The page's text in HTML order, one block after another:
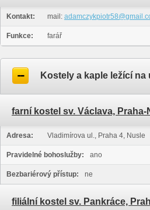
Kontakt: mail:
Funkce: farář
Kostely a kaple ležící na
farní kostel sv. Václava, Praha-
Adresa: Vladimírova ul., Praha 4, Nusle
Pravidelné bohoslužby: ano
Bezbariérový přístup: ne
filiální kostel sv. Pankráce,